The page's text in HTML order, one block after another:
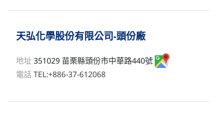
天弘化學股份有限公司-頭份廠
地址 351029 苗栗縣頭份市中華路440號
電話 TEL:+886-37-612068